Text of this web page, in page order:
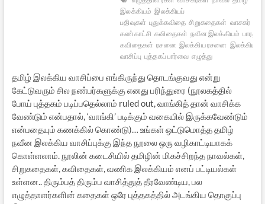
இலக்கியம் இலக்கியப்
பதிவுகள் புதுக்கவிதை சிறுகதைகள் வாசகர்
கண்காட்சி கவிதைகள் நவீன இலக்கியம்
கவிதைகள் ரசனை இலக்கிய ரசனை இலக்கிய
வாசிப்பு புத்தகப் பார்வை எழுத்து
தமிழ் இலக்கிய வாசிப்பை எங்கிருந்து தொடங்குவது என்று
கேட்டுவரும் சில நண்பர்களுக்கு எனது பரிந்துரை (நூலகத்தில்
போய் புத்தகம் படிப்பதெல்லாம் ruled out, வாங்கித் தான் வாசிக்க
வேண்டும் என்பதால், ‘வாங்கி’ படிக்கும் வகையில் இருக்கவேண்டும்
என்பதையும் கணக்கில் கொண்டு)… உங்கள் ஒட்டுமொத்த தமிழ்
நவீன இலக்கிய வாசிப்புக்கு இந்த நூலை ஒரு வழிகாட்டியாகக்
கொள்ளலாம். நூலின் கடைசியில் தமிழின் மிகச்சிறந்த நாவல்கள்,
சிறுகதைகள், கவிதைகள், வணிக இலக்கியம் எனப் பட்டியல்கள்
உள்ளன.. திரும்பத் திரும்ப வாசித்துத் தீரவேண்டிய, பல
எழுத்தாளர்களின் கதைகள் ஒரே புத்தகத்தில் அடங்கிய தொகுப்பு